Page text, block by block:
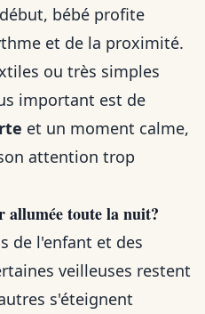
bébé profite
et de la proximité.
ou très simples
important est de
et un moment calme,
attention trop
allumée toute la nuit?
de l'enfant et des
veilleuses restent
s'éteignent